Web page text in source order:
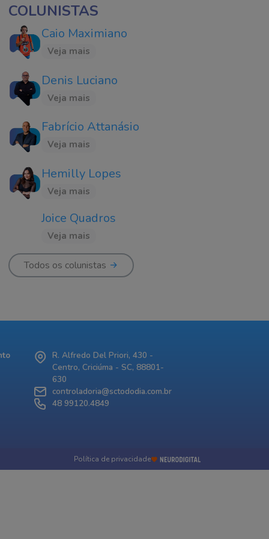
COLUNISTAS
Caio Maximiano
Veja mais
Denis Luciano
Veja mais
Fabrício Attanásio
Veja mais
Hemilly Lopes
Veja mais
Joice Quadros
Veja mais
Todos os colunistas
R. Alfredo Del Priori, 430 -
Centro, Criciúma - SC, 88801-
630
controladoria@sctododia.com.br
48 99120.4849
Política de privacidade